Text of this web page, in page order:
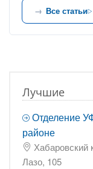
Все статьи
Лучшие
Отделение
районе
Хабаровский
Лазо, 105